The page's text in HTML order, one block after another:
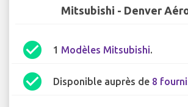
Mitsubishi - Denver
check_circle 1 Modèles Mitsubishi.
check_circle Disponible auprès de 8